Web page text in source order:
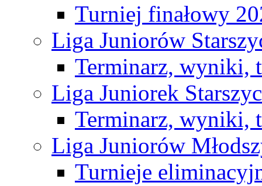
Turniej finałowy
Liga Juniorów
Terminarz, wyniki,
Liga Juniorek
Terminarz, wyniki,
Liga Juniorów
Turnieje